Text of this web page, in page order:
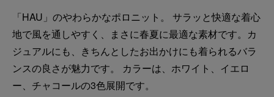
「HAU」のやわらかなポロニット。 サラッと快適な着心
地で風を通しやすく、まさに春夏に最適な素材です。カ
ジュアルにも、きちんとしたお出かけにも着られるバラ
ンスの良さが魅力です。 カラーは、ホワイト、イエロ
ー、チャコールの3色展開です。